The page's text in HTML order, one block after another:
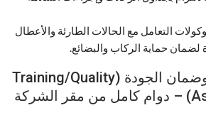
التعامل مع الحالات الطارئة والأعطال
لضمان حماية الركاب والبضائع.
مسؤول التدريب وضمان الجودة (Training/Quality
Assurance Officer) – دوام كامل من مقر الشركة